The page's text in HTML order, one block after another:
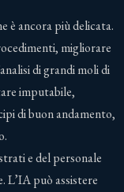
è ancora più delicata.
migliorare
di grandi moli di
imputabile,
di buon andamento,
e del personale
L’IA può assistere